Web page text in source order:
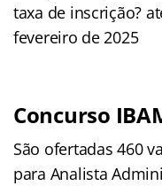
taxa de inscrição?
fevereiro de 2025
Concurso
São ofertadas 460
para Analista